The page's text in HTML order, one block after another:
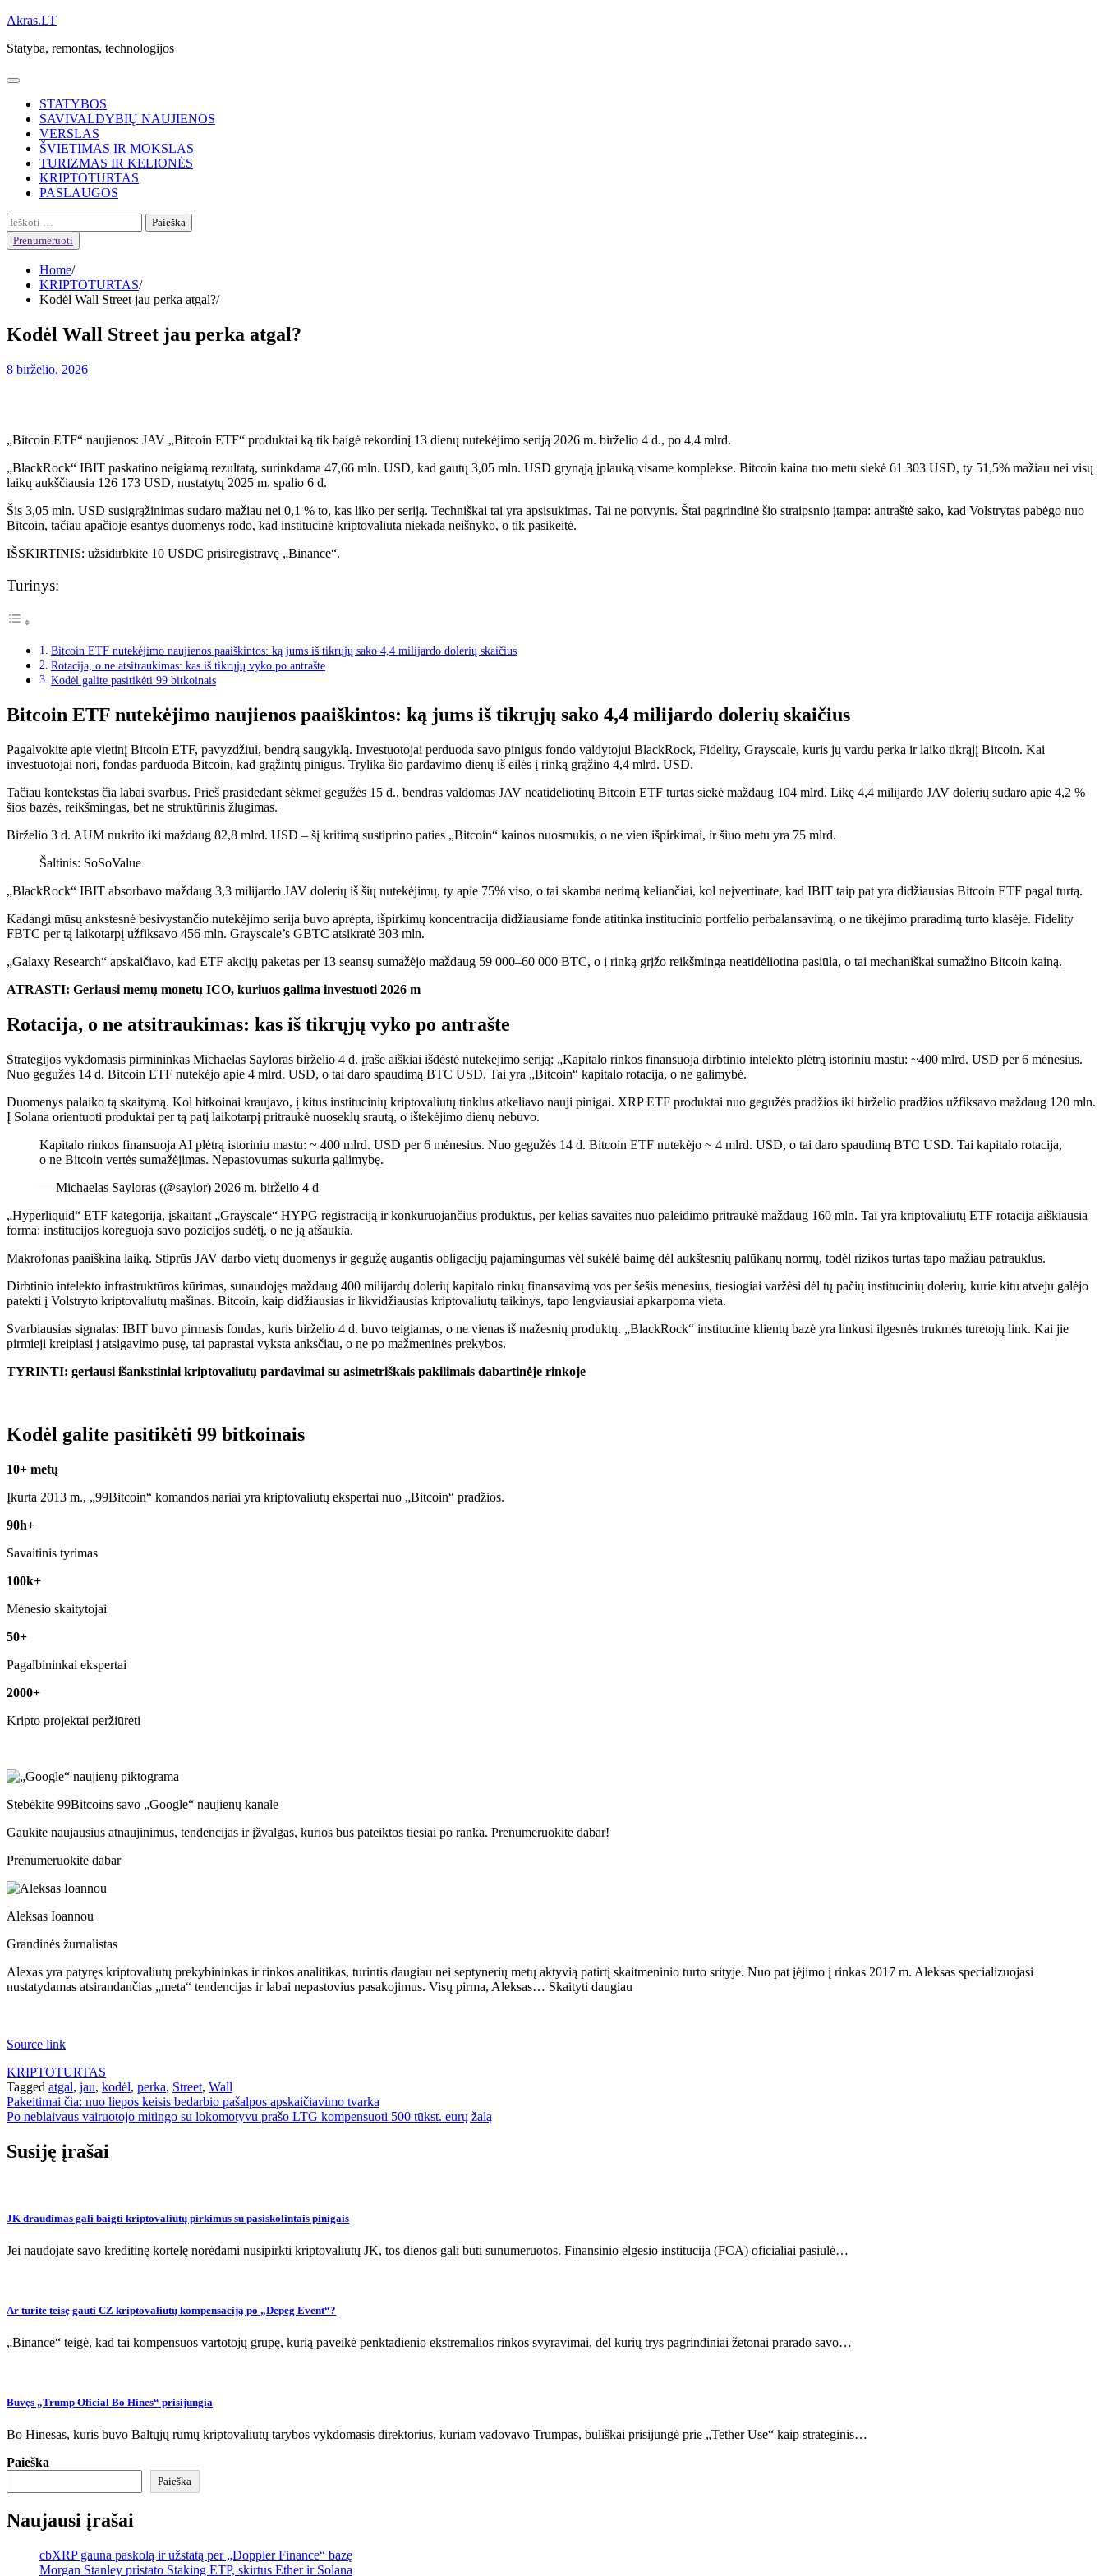
Skip
content
Akras.LT
Statyba, remontas, technologijos
STATYBOS
SAVIVALDYBIŲ NAUJIENOS
VERSLAS
ŠVIETIMAS IR MOKSLAS
TURIZMAS IR KELIONĖS
KRIPTOTURTAS
PASLAUGOS
Ieškoti:
Prenumeruoti
Home
KRIPTOTURTAS
Kodėl Wall Street jau perka atgal?
Kodėl Wall Street jau perka atgal?
8 birželio, 2026
„Bitcoin ETF“ naujienos: JAV „Bitcoin ETF“ produktai ką tik baigė rekordinį 13 dienų nutekėjimo seriją 2026 m. birželio 4 d., po 4,4 mlrd.
„BlackRock“ IBIT paskatino neigiamą rezultatą, surinkdama 47,66 mln. USD, kad gautų 3,05 mln. USD grynąją įplauką visame komplekse. Bitcoin kaina tuo metu siekė 61 303 USD, ty 51,5% mažiau nei visų
laikų aukščiausia 126 173 USD, nustatytų 2025 m. spalio 6 d.
Šis 3,05 mln. USD susigrąžinimas sudaro mažiau nei 0,1 % to, kas liko per seriją. Techniškai tai yra apsisukimas. Tai ne potvynis. Štai pagrindinė šio straipsnio įtampa: antraštė sako, kad Volstrytas pabėgo nuo
Bitcoin, tačiau apačioje esantys duomenys rodo, kad institucinė kriptovaliuta niekada neišnyko, o tik pasikeitė.
IŠSKIRTINIS: užsidirbkite 10 USDC prisiregistravę „Binance“.
Turinys:
Bitcoin ETF nutekėjimo naujienos paaiškintos: ką jums iš tikrųjų sako 4,4 milijardo dolerių skaičius
Rotacija, o ne atsitraukimas: kas iš tikrųjų vyko po antrašte
Kodėl galite pasitikėti 99 bitkoinais
Bitcoin ETF nutekėjimo naujienos paaiškintos: ką jums iš tikrųjų sako 4,4 milijardo dolerių skaičius
Pagalvokite apie vietinį Bitcoin ETF, pavyzdžiui, bendrą saugyklą. Investuotojai perduoda savo pinigus fondo valdytojui BlackRock, Fidelity, Grayscale, kuris jų vardu perka ir laiko tikrąjį Bitcoin. Kai
investuotojai nori, fondas parduoda Bitcoin, kad grąžintų pinigus. Trylika šio pardavimo dienų iš eilės į rinką grąžino 4,4 mlrd. USD.
Tačiau kontekstas čia labai svarbus. Prieš prasidedant sėkmei gegužės 15 d., bendras valdomas JAV neatidėliotinų Bitcoin ETF turtas siekė maždaug 104 mlrd. Likę 4,4 milijardo JAV dolerių sudaro apie 4,2 %
šios bazės, reikšmingas, bet ne struktūrinis žlugimas.
Birželio 3 d. AUM nukrito iki maždaug 82,8 mlrd. USD – šį kritimą sustiprino paties „Bitcoin“ kainos nuosmukis, o ne vien išpirkimai, ir šiuo metu yra 75 mlrd.
Šaltinis: SoSoValue
„BlackRock“ IBIT absorbavo maždaug 3,3 milijardo JAV dolerių iš šių nutekėjimų, ty apie 75% viso, o tai skamba nerimą keliančiai, kol neįvertinate, kad IBIT taip pat yra didžiausias Bitcoin ETF pagal turtą.
Kadangi mūsų ankstesnė besivystančio nutekėjimo serija buvo aprėpta, išpirkimų koncentracija didžiausiame fonde atitinka institucinio portfelio perbalansavimą, o ne tikėjimo praradimą turto klasėje. Fidelity
FBTC per tą laikotarpį užfiksavo 456 mln. Grayscale’s GBTC atsikratė 303 mln.
„Galaxy Research“ apskaičiavo, kad ETF akcijų paketas per 13 seansų sumažėjo maždaug 59 000–60 000 BTC, o į rinką grįžo reikšminga neatidėliotina pasiūla, o tai mechaniškai sumažino Bitcoin kainą.
ATRASTI: Geriausi memų monetų ICO, kuriuos galima investuoti 2026 m
Rotacija, o ne atsitraukimas: kas iš tikrųjų vyko po antrašte
Strategijos vykdomasis pirmininkas Michaelas Sayloras birželio 4 d. įraše aiškiai išdėstė nutekėjimo seriją: „Kapitalo rinkos finansuoja dirbtinio intelekto plėtrą istoriniu mastu: ~400 mlrd. USD per 6 mėnesius.
Nuo gegužės 14 d. Bitcoin ETF nutekėjo apie 4 mlrd. USD, o tai daro spaudimą BTC USD. Tai yra „Bitcoin“ kapitalo rotacija, o ne galimybė.
Duomenys palaiko tą skaitymą. Kol bitkoinai kraujavo, į kitus institucinių kriptovaliutų tinklus atkeliavo nauji pinigai. XRP ETF produktai nuo gegužės pradžios iki birželio pradžios užfiksavo maždaug 120 mln.
Į Solana orientuoti produktai per tą patį laikotarpį pritraukė nuoseklų srautą, o ištekėjimo dienų nebuvo.
Kapitalo rinkos finansuoja AI plėtrą istoriniu mastu: ~ 400 mlrd. USD per 6 mėnesius. Nuo gegužės 14 d. Bitcoin ETF nutekėjo ~ 4 mlrd. USD, o tai daro spaudimą BTC USD. Tai kapitalo rotacija,
o ne Bitcoin vertės sumažėjimas. Nepastovumas sukuria galimybę.
— Michaelas Sayloras (@saylor) 2026 m. birželio 4 d
„Hyperliquid“ ETF kategorija, įskaitant „Grayscale“ HYPG registraciją ir konkuruojančius produktus, per kelias savaites nuo paleidimo pritraukė maždaug 160 mln. Tai yra kriptovaliutų ETF rotacija aiškiausia
forma: institucijos koreguoja savo pozicijos sudėtį, o ne ją atšaukia.
Makrofonas paaiškina laiką. Stiprūs JAV darbo vietų duomenys ir gegužę augantis obligacijų pajamingumas vėl sukėlė baimę dėl aukštesnių palūkanų normų, todėl rizikos turtas tapo mažiau patrauklus.
Dirbtinio intelekto infrastruktūros kūrimas, sunaudojęs maždaug 400 milijardų dolerių kapitalo rinkų finansavimą vos per šešis mėnesius, tiesiogiai varžėsi dėl tų pačių institucinių dolerių, kurie kitu atveju galėjo
patekti į Volstryto kriptovaliutų mašinas. Bitcoin, kaip didžiausias ir likvidžiausias kriptovaliutų taikinys, tapo lengviausiai apkarpoma vieta.
Svarbiausias signalas: IBIT buvo pirmasis fondas, kuris birželio 4 d. buvo teigiamas, o ne vienas iš mažesnių produktų. „BlackRock“ institucinė klientų bazė yra linkusi ilgesnės trukmės turėtojų link. Kai jie
pirmieji kreipiasi į atsigavimo pusę, tai paprastai vyksta anksčiau, o ne po mažmeninės prekybos.
TYRINTI: geriausi išankstiniai kriptovaliutų pardavimai su asimetriškais pakilimais dabartinėje rinkoje
Kodėl galite pasitikėti 99 bitkoinais
10+ metų
Įkurta 2013 m., „99Bitcoin“ komandos nariai yra kriptovaliutų ekspertai nuo „Bitcoin“ pradžios.
90h+
Savaitinis tyrimas
100k+
Mėnesio skaitytojai
50+
Pagalbininkai ekspertai
2000+
Kripto projektai peržiūrėti
Stebėkite 99Bitcoins savo „Google“ naujienų kanale
Gaukite naujausius atnaujinimus, tendencijas ir įžvalgas, kurios bus pateiktos tiesiai po ranka. Prenumeruokite dabar!
Prenumeruokite dabar
Aleksas Ioannou
Grandinės žurnalistas
Alexas yra patyręs kriptovaliutų prekybininkas ir rinkos analitikas, turintis daugiau nei septynerių metų aktyvią patirtį skaitmeninio turto srityje. Nuo pat įėjimo į rinkas 2017 m. Aleksas specializuojasi
nustatydamas atsirandančias „meta“ tendencijas ir labai nepastovius pasakojimus. Visų pirma, Aleksas… Skaityti daugiau
Source link
KRIPTOTURTAS
Tagged atgal, jau, kodėl, perka, Street, Wall
Navigacija
tarp
įrašų
Pakeitimai čia: nuo liepos keisis bedarbio pašalpos apskaičiavimo tvarka
Po neblaivaus vairuotojo mitingo su lokomotyvu prašo LTG kompensuoti 500 tūkst. eurų žalą
Susiję įrašai
JK draudimas gali baigti kriptovaliutų pirkimus su pasiskolintais pinigais
Jei naudojate savo kreditinę kortelę norėdami nusipirkti kriptovaliutų JK, tos dienos gali būti sunumeruotos. Finansinio elgesio institucija (FCA) oficialiai pasiūlė…
Ar turite teisę gauti CZ kriptovaliutų kompensaciją po „Depeg Event“?
„Binance“ teigė, kad tai kompensuos vartotojų grupę, kurią paveikė penktadienio ekstremalios rinkos svyravimai, dėl kurių trys pagrindiniai žetonai prarado savo…
Buvęs „Trump Oficial Bo Hines“ prisijungia
Bo Hinesas, kuris buvo Baltųjų rūmų kriptovaliutų tarybos vykdomasis direktorius, kuriam vadovavo Trumpas, buliškai prisijungė prie „Tether Use“ kaip strateginis…
Paieška
Paieška
Naujausi įrašai
cbXRP gauna paskolą ir užstatą per „Doppler Finance“ bazę
Morgan Stanley pristato Staking ETP, skirtus Ether ir Solana